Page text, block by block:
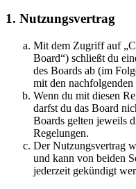
1. Nutzungsvertrag
Mit dem Zugriff auf
Board“) schließt du
des Boards ab (im
mit den
Wenn du mit diesen
darfst du das Board
Boards gelten jeweils
Regelungen.
Der Nutzungsvertrag
und kann von beiden
jederzeit gekündigt